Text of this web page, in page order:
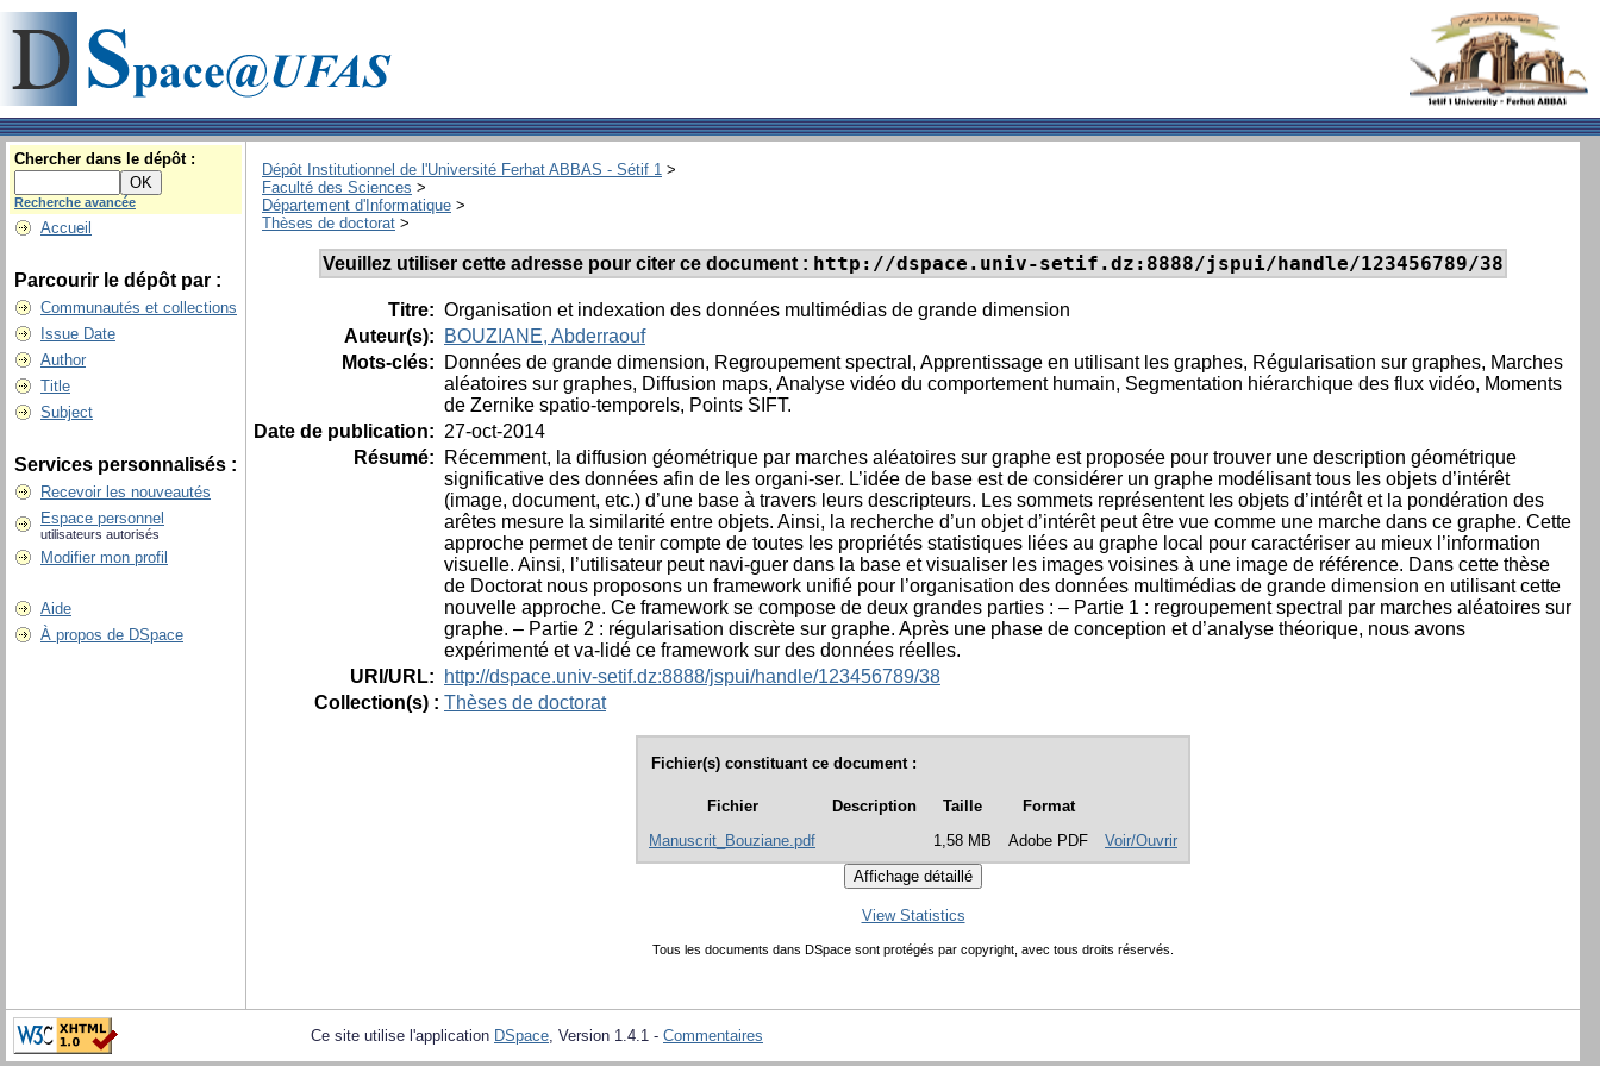
Chercher dans le dépôt :
Recherche avancée
Accueil
Parcourir le dépôt par :
Communautés et collections
Issue Date
Author
Title
Subject
Services personnalisés :
Recevoir les nouveautés
Espace personnel
utilisateurs autorisés
Modifier mon profil
Aide
À propos de DSpace
Dépôt Institutionnel de l'Université Ferhat ABBAS - Sétif 1 >
Faculté des Sciences >
Département d'Informatique >
Thèses de doctorat >
Veuillez utiliser cette adresse pour citer ce document : http://dspace.univ-setif.dz:8888/jspui/handle/123456789/38
Titre: Organisation et indexation des données multimédias de grande dimension
Auteur(s):
BOUZIANE, Abderraouf
Mots-clés:
Données de grande dimension, Regroupement spectral, Apprentissage en utilisant les graphes, Régularisation sur graphes, Marches
aléatoires sur graphes, Diffusion maps, Analyse vidéo du comportement humain, Segmentation hiérarchique des flux vidéo, Moments
de Zernike spatio-temporels, Points SIFT.
Date de publication: 27-oct-2014
Résumé:
Récemment, la diffusion géométrique par marches aléatoires sur graphe est proposée pour trouver une description géométrique
significative des données afin de les organi-ser. L’idée de base est de considérer un graphe modélisant tous les objets d’intérêt
(image, document, etc.) d’une base à travers leurs descripteurs. Les sommets représentent les objets d’intérêt et la pondération des
arêtes mesure la similarité entre objets. Ainsi, la recherche d’un objet d’intérêt peut être vue comme une marche dans ce graphe. Cette
approche permet de tenir compte de toutes les propriétés statistiques liées au graphe local pour caractériser au mieux l’information
visuelle. Ainsi, l’utilisateur peut navi-guer dans la base et visualiser les images voisines à une image de référence. Dans cette thèse
de Doctorat nous proposons un framework unifié pour l’organisation des données multimédias de grande dimension en utilisant cette
nouvelle approche. Ce framework se compose de deux grandes parties : – Partie 1 : regroupement spectral par marches aléatoires sur
graphe. – Partie 2 : régularisation discrète sur graphe. Après une phase de conception et d’analyse théorique, nous avons
expérimenté et va-lidé ce framework sur des données réelles.
URI/URL:
http://dspace.univ-setif.dz:8888/jspui/handle/123456789/38
Collection(s) : Thèses de doctorat
Fichier(s) constituant ce document :
Fichier Description Taille
Format
Manuscrit_Bouziane.pdf
1,58 MB Adobe PDF Voir/Ouvrir
View Statistics
Tous les documents dans DSpace sont protégés par copyright, avec tous droits réservés.
Ce site utilise l'application DSpace, Version 1.4.1 - Commentaires